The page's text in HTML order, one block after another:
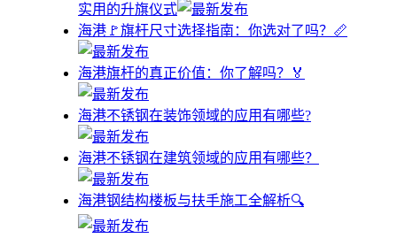
实用的升旗仪式
海港🚩旗杆尺寸选择指南：你选对了吗？📏
海港旗杆的真正价值：你了解吗？🏅
海港不锈钢在装饰领域的应用有哪些?
海港不锈钢在建筑领域的应用有哪些？
海港钢结构楼板与扶手施工全解析🔍